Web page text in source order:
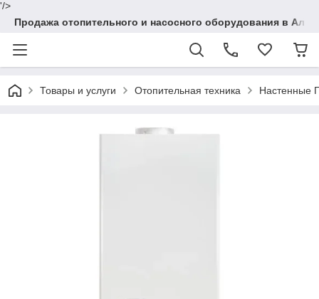
'/>
Продажа отопительного и насосного оборудования в
Товары и услуги Отопительная техника Настенные